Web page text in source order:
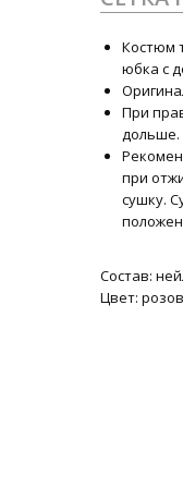
Костюм
юбка с
При
дольше.
при
сушку.
Состав:
Цвет: